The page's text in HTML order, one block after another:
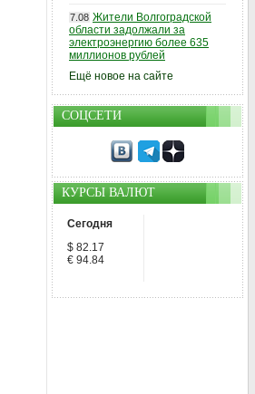
7.08 Жители Волгоградской
области задолжали за
электроэнергию более 635
миллионов рублей
Ещё новое на сайте
СОЦСЕТИ
КУРСЫ ВАЛЮТ
Сегодня
$ 82.17
€ 94.84